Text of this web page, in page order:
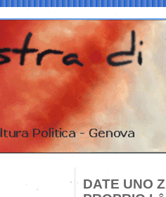
DATE UNO